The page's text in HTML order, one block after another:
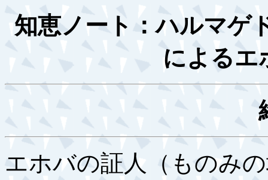
知恵ノート：ハルマゲ
によるエ
エホバの証人（ものみ